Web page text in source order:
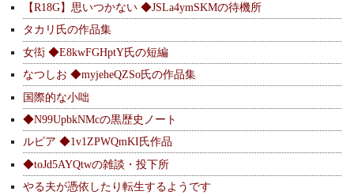
【R18G】思いつかない ◆JSLa4ymSKMの待機所
タカリ氏の作品集
女衒 ◆E8kwFGHptY氏の短編
なつしお ◆myjeheQZSo氏の作品集
国際的な小咄
◆N99UpbkNMcの黒歴史ノート
ルピア ◆1v1ZPWQmKI氏作品
◆toJd5AYQtwの雑談・投下所
やる夫が憑依したり転生するようです